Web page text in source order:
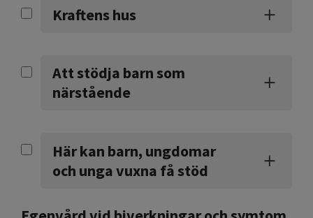
Kraftens hus
Att stödja barn som
närstående
Här kan barn, ungdomar
och unga vuxna få stöd